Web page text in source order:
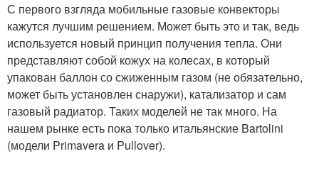
С первого взгляда мобильные газовые конвекторы
кажутся лучшим решением. Может быть это и так, ведь
используется новый принцип получения тепла. Они
представляют собой кожух на колесах, в который
упакован баллон со сжиженным газом (не обязательно,
может быть установлен снаружи), катализатор и сам
газовый радиатор. Таких моделей не так много. На
нашем рынке есть пока только итальянские Bartolini
(модели Primavera и Pullover).